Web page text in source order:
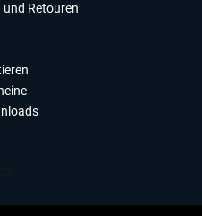
und Retouren